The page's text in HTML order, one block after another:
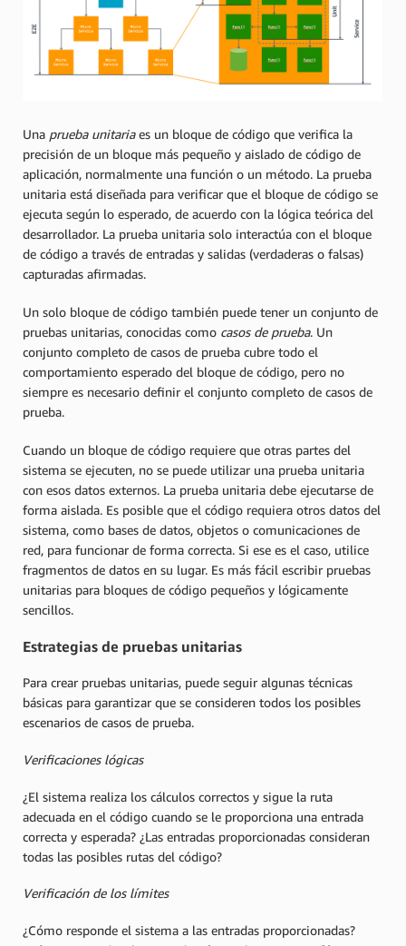
Una prueba unitariaes un bloque de código que verifica la
precisión de un bloque más pequeño y aislado de código de
aplicación, normalmente una función o un método. La prueba
unitaria está diseñada para verificar que el bloque de código se
ejecuta según lo esperado, de acuerdo con la lógica teórica del
desarrollador. La prueba unitaria solo interactúa con el bloque
de código a través de entradas y salidas (verdaderas o falsas)
capturadas afirmadas.
Un solo bloque de código también puede tener un conjunto de
pruebas unitarias, conocidas como casos de prueba. Un
conjunto completo de casos de prueba cubre todo el
comportamiento esperado del bloque de código, pero no
siempre es necesario definir el conjunto completo de casos de
prueba.
Cuando un bloque de código requiere que otras partes del
sistema se ejecuten, no se puede utilizar una prueba unitaria
con esos datos externos. La prueba unitaria debe ejecutarse de
forma aislada. Es posible que el código requiera otros datos del
sistema, como bases de datos, objetos o comunicaciones de
red, para funcionar de forma correcta. Si ese es el caso, utilice
fragmentos de datos en su lugar. Es más fácil escribir pruebas
unitarias para bloques de código pequeños y lógicamente
sencillos.
Estrategias de pruebas unitarias
Para crear pruebas unitarias, puede seguir algunas técnicas
básicas para garantizar que se consideren todos los posibles
escenarios de casos de prueba.
Verificaciones lógicas
¿El sistema realiza los cálculos correctos y sigue la ruta
adecuada en el código cuando se le proporciona una entrada
correcta y esperada? ¿Las entradas proporcionadas consideran
todas las posibles rutas del código?
Verificación de los límites
¿Cómo responde el sistema a las entradas proporcionadas?